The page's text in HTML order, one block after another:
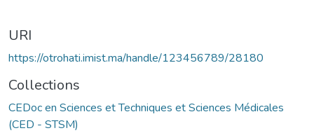
URI
https://otrohati.imist.ma/handle/123456789/28180
Collections
CEDoc en Sciences et Techniques et Sciences Médicales
(CED - STSM)